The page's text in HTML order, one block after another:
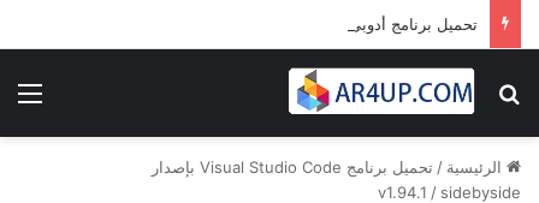
بحث عن
الرئيسية /
تحميل برنامج Visual Studio Code بإصدار
v1.94.1 / sidebyside